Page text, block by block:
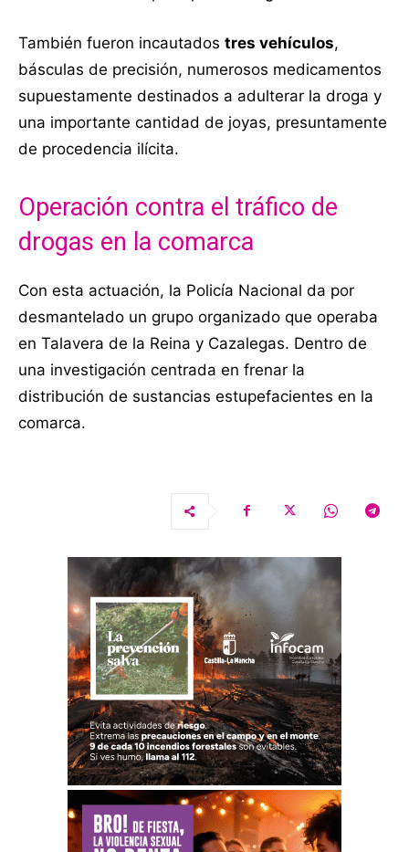
También fueron incautados tres vehículos,
básculas de precisión, numerosos medicamentos
supuestamente destinados a adulterar la droga y
una importante cantidad de joyas, presuntamente
de procedencia ilícita.
Operación contra el tráfico de
drogas en la comarca
Con esta actuación, la Policía Nacional da por
desmantelado un grupo organizado que operaba
en Talavera de la Reina y Cazalegas. Dentro de
una investigación centrada en frenar la
distribución de sustancias estupefacientes en la
comarca.